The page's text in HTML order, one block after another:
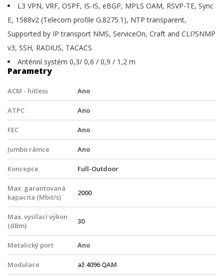
L3 VPN, VRF, OSPF, IS-IS, eBGP, MPLS OAM, RSVP-TE, Sync
E, 1588v2 (Telecom profile G.8275.1), NTP transparent,
Supported by IP transport NMS, ServiceOn, Craft and CLI?SNMP
v3, SSH, RADIUS, TACACS
Anténní systém 0,3/ 0,6 / 0,9 / 1,2 m
Parametry
ACM - hitless Ano
ATPC Ano
FEC Ano
Jumbo rámce Ano
Koncepce Full-Outdoor
Max. garantovaná
kapacita (Mbit/s)
2000
Max. vysílací výkon
(dBm)
30
Metalický port Ano
Modulace až 4096 QAM